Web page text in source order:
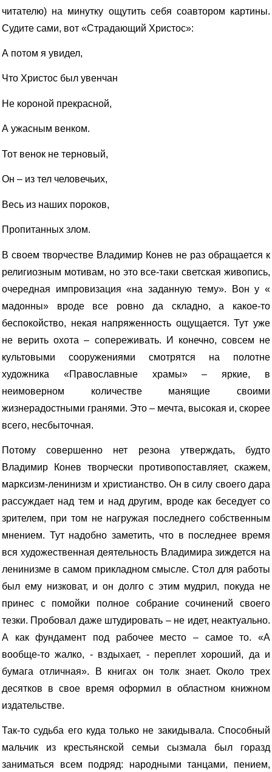
читателю) на минутку ощутить себя соавтором картины.
Судите сами, вот «Страдающий Христос»:
А потом я увидел,
Что Христос был увенчан
Не короной прекрасной,
А ужасным венком.
Тот венок не терновый,
Он – из тел человечьих,
Весь из наших пороков,
Пропитанных злом.
В своем творчестве Владимир Конев не раз обращается к
религиозным мотивам, но это все-таки светская живопись,
очередная импровизация «на заданную тему». Вон у «
мадонны» вроде все ровно да складно, а какое-то
беспокойство, некая напряженность ощущается. Тут уже
не верить охота – сопереживать. И конечно, совсем не
культовыми сооружениями смотрятся на полотне
художника «Православные храмы» – яркие, в
неимоверном количестве манящие своими
жизнерадостными гранями. Это – мечта, высокая и, скорее
всего, несбыточная.
Потому совершенно нет резона утверждать, будто
Владимир Конев творчески противопоставляет, скажем,
марксизм-ленинизм и христианство. Он в силу своего дара
рассуждает над тем и над другим, вроде как беседует со
зрителем, при том не нагружая последнего собственным
мнением. Тут надобно заметить, что в последнее время
вся художественная деятельность Владимира зиждется на
ленинизме в самом прикладном смысле. Стол для работы
был ему низковат, и он долго с этим мудрил, покуда не
принес с помойки полное собрание сочинений своего
тезки. Пробовал даже штудировать – не идет, неактуально.
А как фундамент под рабочее место – самое то. «А
вообще-то жалко, - вздыхает, - переплет хороший, да и
бумага отличная». В книгах он толк знает. Около трех
десятков в свое время оформил в областном книжном
издательстве.
Так-то судьба его куда только не закидывала. Способный
мальчик из крестьянской семьи сызмала был горазд
заниматься всем подряд: народными танцами, пением,